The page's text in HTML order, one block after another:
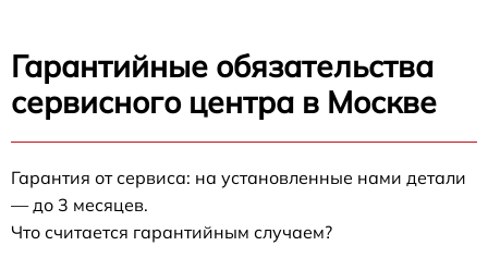
Гарантийные обязательства
сервисного центра в Москве
Гарантия от сервиса: на установленные нами детали
— до 3 месяцев.
Что считается гарантийным случаем?